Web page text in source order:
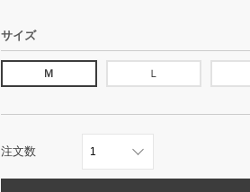
サイズ
Ｍ Ｌ
注文数